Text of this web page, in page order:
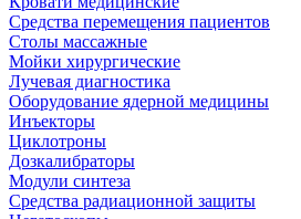
Средства перемещения пациентов
Столы массажные
Мойки хирургические
Лучевая диагностика
Оборудование ядерной медицины
Инъекторы
Циклотроны
Дозкалибраторы
Модули синтеза
Средства радиационной защиты